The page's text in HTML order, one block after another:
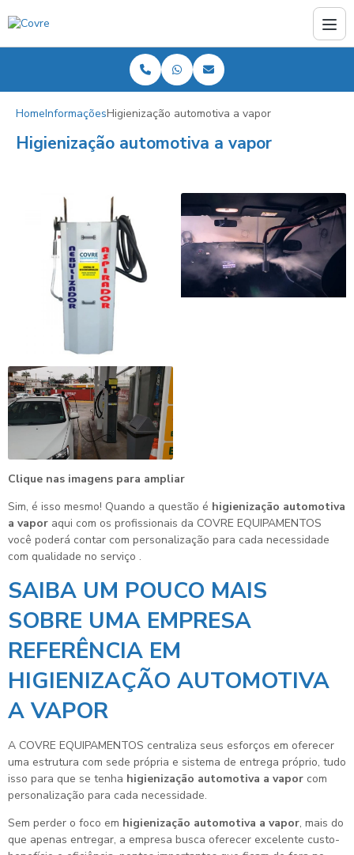
HomeInformaçõesHigienização automotiva a vapor
Higienização automotiva a vapor
Clique nas imagens para ampliar
Sim, é isso mesmo! Quando a questão é higienização automotiva
a vapor aqui com os profissionais da COVRE EQUIPAMENTOS
você poderá contar com personalização para cada necessidade
com qualidade no serviço .
SAIBA UM POUCO MAIS
SOBRE UMA EMPRESA
REFERÊNCIA EM
HIGIENIZAÇÃO AUTOMOTIVA
A VAPOR
A COVRE EQUIPAMENTOS centraliza seus esforços em oferecer
uma estrutura com sede própria e sistema de entrega próprio, tudo
isso para que se tenha higienização automotiva a vapor com
personalização para cada necessidade.
Sem perder o foco em higienização automotiva a vapor, mais do
que apenas entregar, a empresa busca oferecer excelente custo-